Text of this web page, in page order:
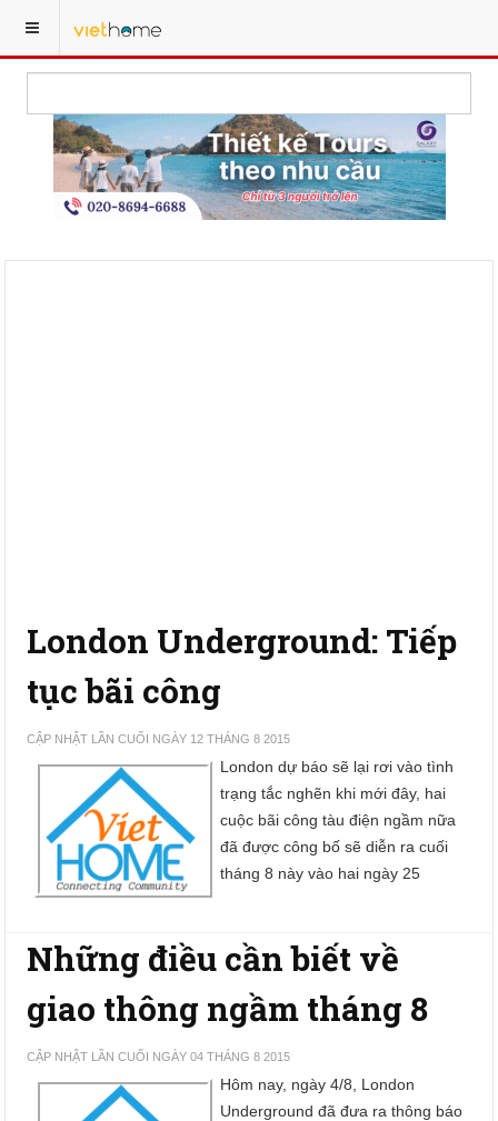
London Underground: Tiếp
tục bãi công
CẬP NHẬT LẦN CUỐI NGÀY 12 THÁNG 8 2015
London dự báo sẽ lại rơi vào tình
trạng tắc nghẽn khi mới đây, hai
cuộc bãi công tàu điện ngầm nữa
đã được công bố sẽ diễn ra cuối
tháng 8 này vào hai ngày 25
Những điều cần biết về
giao thông ngầm tháng 8
CẬP NHẬT LẦN CUỐI NGÀY 04 THÁNG 8 2015
Hôm nay, ngày 4/8, London
Underground đã đưa ra thông báo